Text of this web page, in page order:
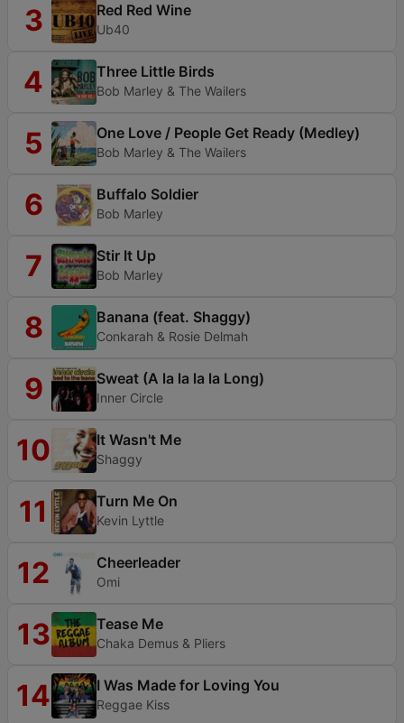
3 Red Red Wine
Ub40
4 Three Little Birds
Bob Marley & The Wailers
5 One Love / People Get Ready (Medley)
Bob Marley & The Wailers
6 Buffalo Soldier
Bob Marley
7 Stir It Up
Bob Marley
8 Banana (feat. Shaggy)
Conkarah & Rosie Delmah
9 Sweat (A la la la la Long)
Inner Circle
10 It Wasn't Me
Shaggy
11 Turn Me On
Kevin Lyttle
12 Cheerleader
Omi
13 Tease Me
Chaka Demus & Pliers
14 I Was Made for Loving You
Reggae Kiss